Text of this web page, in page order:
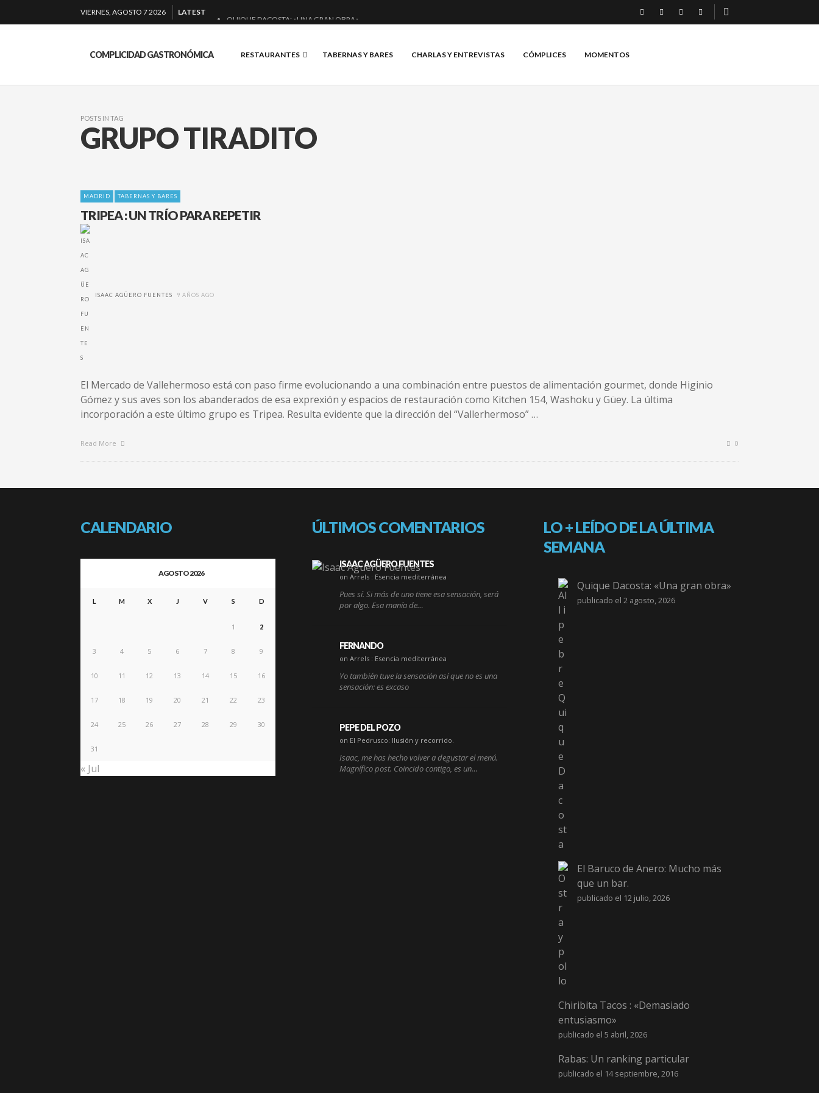
VIERNES, AGOSTO 7 2026
LATEST
QUIQUE DACOSTA: «UNA GRAN OBRA»
BAKKO: NIGIRIS, VINO Y BRASAS.
COMPLICIDAD GASTRONÓMICA RESTAURANTES TABERNAS Y BARES CHARLAS Y ENTREVISTAS CÓMPLICES MOMENTOS
POSTS IN TAG
GRUPO TIRADITO
MADRID TABERNAS Y BARES
TRIPEA : UN TRÍO PARA REPETIR
ISAAC AGÜERO FUENTES 9 AÑOS AGO
El Mercado de Vallehermoso está con paso firme evolucionando a una combinación entre puestos de alimentación gourmet, donde Higinio
Gómez y sus aves son los abanderados de esa exprexión y espacios de restauración como Kitchen 154, Washoku y Güey. La última
incorporación a este último grupo es Tripea. Resulta evidente que la dirección del “Vallerhermoso” …
Read More 0
CALENDARIO
AGOSTO 2026
L M X J V S D
1 2
3 4 5 6 7 8 9
10 11 12 13 14 15 16
17 18 19 20 21 22 23
24 25 26 27 28 29 30
31
« Jul
ÚLTIMOS COMENTARIOS
ISAAC AGÜERO FUENTES
on Arrels : Esencia mediterránea
Pues sí. Si más de uno tiene esa sensación, será
por algo. Esa manía de…
FERNANDO
on Arrels : Esencia mediterránea
Yo también tuve la sensación así que no es una
sensación: es excaso
PEPE DEL POZO
on El Pedrusco: Ilusión y recorrido.
Isaac, me has hecho volver a degustar el menú.
Magnífico post. Coincido contigo, es un…
LO + LEÍDO DE LA ÚLTIMA
SEMANA
Quique Dacosta: «Una gran obra»
publicado el 2 agosto, 2026
El Baruco de Anero: Mucho más
que un bar.
publicado el 12 julio, 2026
Chiribita Tacos : «Demasiado
entusiasmo»
publicado el 5 abril, 2026
Rabas: Un ranking particular
publicado el 14 septiembre, 2016